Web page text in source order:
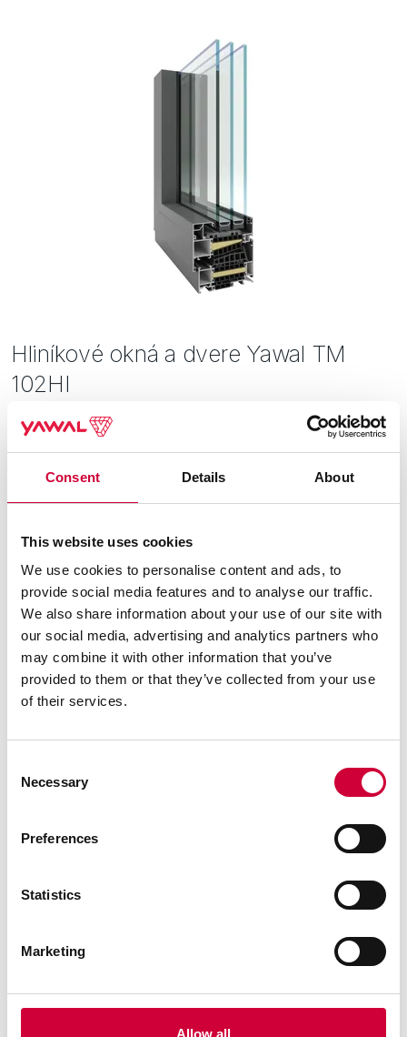
Consent Details About
This website uses cookies
We use cookies to personalise content and ads, to
provide social media features and to analyse our traffic.
We also share information about your use of our site with
our social media, advertising and analytics partners who
may combine it with other information that you’ve
provided to them or that they’ve collected from your use
of their services.
Selection
Necessary
Preferences
Statistics
Marketing
Allow all
Hliníkové okná a dvere Yawal TM
102HI
KOMPLEXNÝ PRÍSTUP K ÚSPORE ENERGIE
INOVATÍVNOSŤ
PASÍVNY ŠTANDARD
ZVÝŠENÁ ZVUKOVÁ IZOLÁCIA
Hliníkové okná a dvere Yawal TM 77N